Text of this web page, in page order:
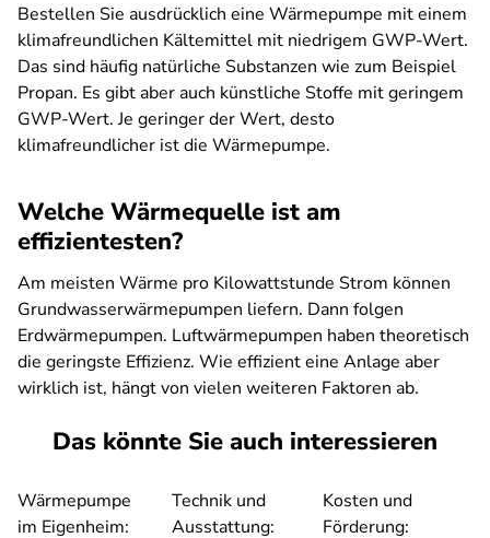
Bestellen Sie ausdrücklich eine Wärmepumpe mit einem
klimafreundlichen Kältemittel mit niedrigem GWP-Wert.
Das sind häufig natürliche Substanzen wie zum Beispiel
Propan. Es gibt aber auch künstliche Stoffe mit geringem
GWP-Wert. Je geringer der Wert, desto
klimafreundlicher ist die Wärmepumpe.
Welche Wärmequelle ist am
effizientesten?
Am meisten Wärme pro Kilowattstunde Strom können
Grundwasserwärmepumpen liefern. Dann folgen
Erdwärmepumpen. Luftwärmepumpen haben theoretisch
die geringste Effizienz. Wie effizient eine Anlage aber
wirklich ist, hängt von vielen weiteren Faktoren ab.
Das könnte Sie auch interessieren
Wärmepumpe
im Eigenheim:
Technik und
Ausstattung:
Kosten und
Förderung: